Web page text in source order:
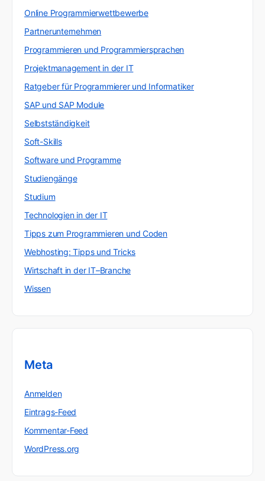
Online Programmierwettbewerbe
Partnerunternehmen
Programmieren und Programmiersprachen
Projektmanagement in der IT
Ratgeber für Programmierer und Informatiker
SAP und SAP Module
Selbstständigkeit
Soft-Skills
Software und Programme
Studiengänge
Studium
Technologien in der IT
Tipps zum Programmieren und Coden
Webhosting: Tipps und Tricks
Wirtschaft in der IT–Branche
Wissen
Meta
Anmelden
Eintrags-Feed
Kommentar-Feed
WordPress.org